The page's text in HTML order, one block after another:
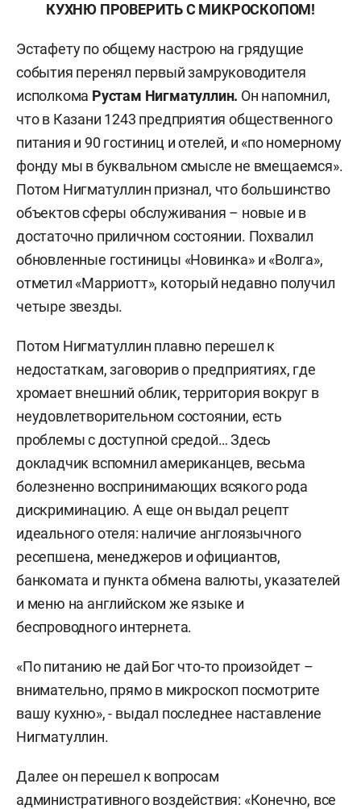
КУХНЮ ПРОВЕРИТЬ С МИКРОСКОПОМ!
Эстафету по общему настрою на грядущие
события перенял первый замруководителя
исполкома Рустам Нигматуллин. Он напомнил,
что в Казани 1243 предприятия общественного
питания и 90 гостиниц и отелей, и «по номерному
фонду мы в буквальном смысле не вмещаемся».
Потом Нигматуллин признал, что большинство
объектов сферы обслуживания – новые и в
достаточно приличном состоянии. Похвалил
обновленные гостиницы «Новинка» и «Волга»,
отметил «Марриотт», который недавно получил
четыре звезды.
Потом Нигматуллин плавно перешел к
недостаткам, заговорив о предприятиях, где
хромает внешний облик, территория вокруг в
неудовлетворительном состоянии, есть
проблемы с доступной средой… Здесь
докладчик вспомнил американцев, весьма
болезненно воспринимающих всякого рода
дискриминацию. А еще он выдал рецепт
идеального отеля: наличие англоязычного
реcепшена, менеджеров и официантов,
банкомата и пункта обмена валюты, указателей
и меню на английском же языке и
беспроводного интернета.
«По питанию не дай Бог что-то произойдет –
внимательно, прямо в микроскоп посмотрите
вашу кухню», - выдал последнее наставление
Нигматуллин.
Далее он перешел к вопросам
административного воздействия: «Конечно, все